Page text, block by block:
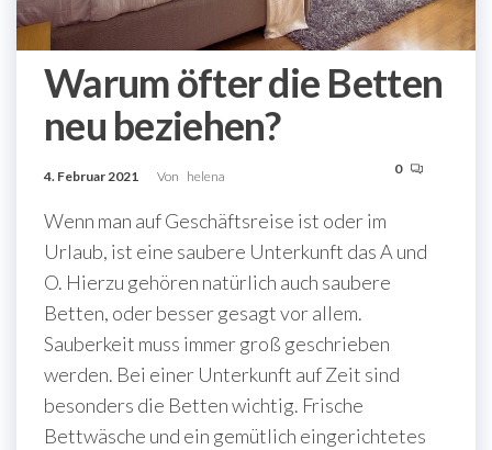
Warum öfter die Betten
neu beziehen?
4. Februar 2021 Von helena 0
Wenn man auf Geschäftsreise ist oder im
Urlaub, ist eine saubere Unterkunft das A und
O. Hierzu gehören natürlich auch saubere
Betten, oder besser gesagt vor allem.
Sauberkeit muss immer groß geschrieben
werden. Bei einer Unterkunft auf Zeit sind
besonders die Betten wichtig. Frische
Bettwäsche und ein gemütlich eingerichtetes